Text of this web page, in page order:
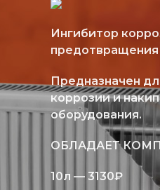
Ингибитор
предотвращения
Предназначен
коррозии и
оборудования.
ОБЛАДАЕТ
10л — 3130₽